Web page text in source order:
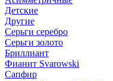
Детские
Другие
Серьги серебро
Серьги золото
Бриллиант
Фианит Svarowski
Сапфир